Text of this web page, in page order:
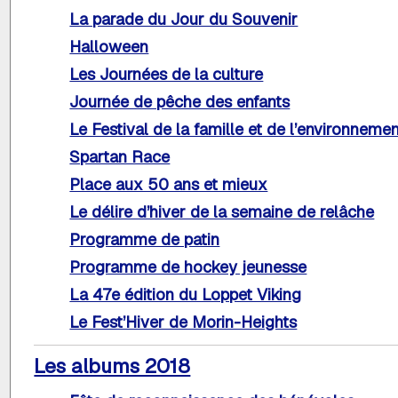
La parade du Jour du Souvenir
Halloween
Les Journées de la culture
Journée de pêche des enfants
Le Festival de la famille et de
Spartan Race
Place aux 50 ans et mieux
Le délire d’hiver de la semaine de relâche
Programme de patin
Programme de hockey jeunesse
La 47e édition du Loppet Viking
Le Fest’Hiver de Morin-Heights
Les albums 2018